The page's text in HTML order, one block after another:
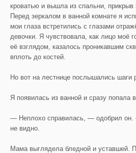
кроватью и вышла из спальни, прикрыв
Перед зеркалом в ванной комнате я
мои глаза встретились с глазами
девочки. Я чувствовала, как лицо моё
её взглядом, казалось проникавшим
вплоть до костей.
Но вот на лестнице послышались шаги
Я появилась из ванной и сразу попала
— Неплохо справилась, — одобрил
не видно.
Мама выглядела бледной и уставшей.